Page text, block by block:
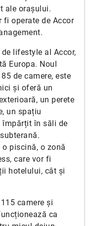
ale orașului.
fi operate de Accor
lifestyle al Accor,
Europa. Noul
de camere, este
și oferă un
un perete
un spațiu
în săli de
o piscină, o zonă
care vor fi
hotelului, cât și
camere și
ca